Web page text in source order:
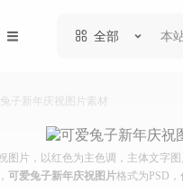
全部
子新年庆祝图片素材
图片，以红色为主色调，主体文字
可爱兔子新年庆祝图片格式为PSD